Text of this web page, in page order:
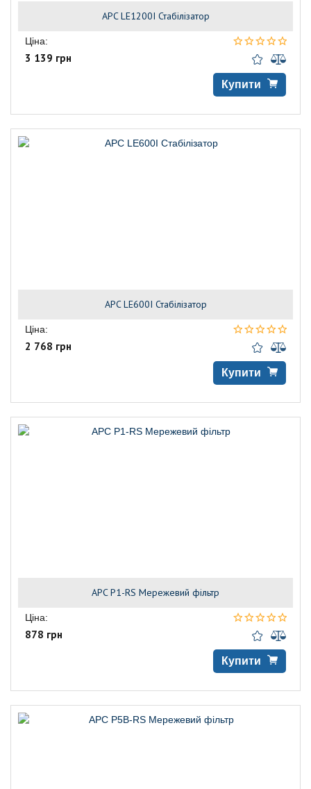
APC LE1200I Стабілізатор
Ціна:
3 139 грн
Купити
APC LE600I Стабілізатор
Ціна:
2 768 грн
Купити
APC P1-RS Мережевий фільтр
Ціна:
878 грн
Купити